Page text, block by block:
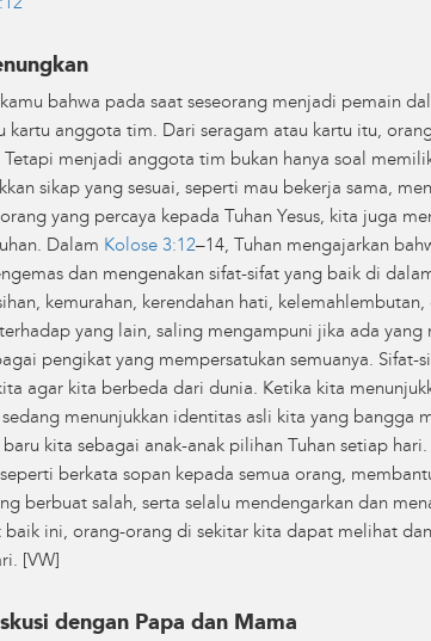
kamu bahwa pada saat seseorang menjadi pemain
kartu anggota tim. Dari seragam atau kartu itu,
Tetapi menjadi anggota tim bukan hanya soal
sikap yang sesuai, seperti mau bekerja sama,
yang percaya kepada Tuhan Yesus, kita juga
Dalam Kolose 3:12–14, Tuhan mengajarkan
dan mengenakan sifat-sifat yang baik di
kemurahan, kerendahan hati,
yang lain, saling mengampuni jika ada
pengikat yang mempersatukan semuanya.
agar kita berbeda dari dunia. Ketika kita
menunjukkan identitas asli kita yang bangga
kita sebagai anak-anak pilihan Tuhan setiap
berkata sopan kepada semua orang,
berbuat salah, serta selalu mendengarkan dan
baik ini, orang-orang di sekitar kita dapat melihat
[VW]
dengan Papa dan Mama